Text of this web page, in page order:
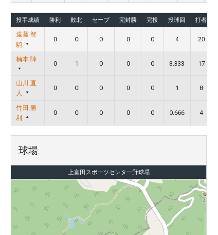
投手成績 勝利 敗北 セーブ 完封勝 完投 投球回 打者
遠藤 智
騎
0 0 0 0 0 4 20
楠本 陣
0 1 0 0 0 3.333 17
山川 直
人
0 0 0 0 0 1 8
竹田 勝
利
0 0 0 0 0 0.666 4
球場
上富田スポーツセンター野球場